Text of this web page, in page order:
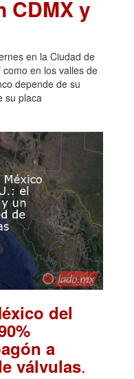
CDMX y
en la Ciudad de
en los valles de
depende de su
su placa
del
a
válvulas.